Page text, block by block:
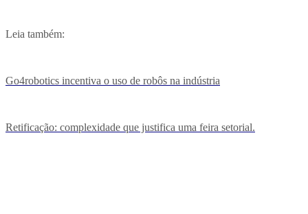
Leia também:
Go4robotics incentiva o uso de robôs na indústria
Retificação: complexidade que justifica uma feira setorial.